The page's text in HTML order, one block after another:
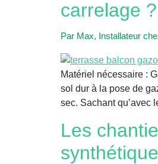
carrelage ?
Par Max, Installateur
Matériel nécessaire :
sol dur à la pose de
sec. Sachant qu’avec
Les
synthétique